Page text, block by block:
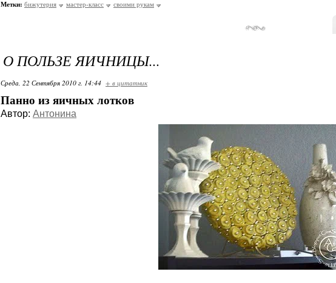
Метки: бижутерия мастер-класс своими рукам
О ПОЛЬЗЕ ЯИЧНИЦЫ...
Среда, 22 Сентября 2010 г. 14:44 + в цитатник
Панно из яичных лотков
Автор: Антонина